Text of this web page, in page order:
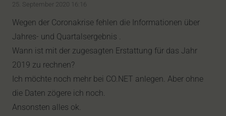
25. September 2020 16:16
Wegen der Coronakrise fehlen die Informationen über
Jahres- und Quartalsergebnis .
Wann ist mit der zugesagten Erstattung für das Jahr
2019 zu rechnen?
Ich möchte noch mehr bei CO.NET anlegen. Aber ohne
die Daten zögere ich noch.
Ansonsten alles ok.